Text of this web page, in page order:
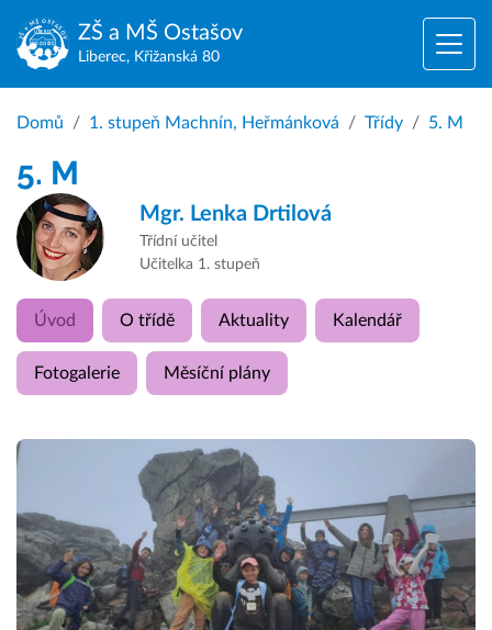
ZŠ a MŠ Ostašov
Liberec, Křižanská 80
Domů 1. stupeň Machnín, Heřmánková Třídy 5. M
5. M
Mgr. Lenka Drtilová
Třídní učitel
Učitelka 1. stupeň
Úvod O třídě Aktuality Kalendář
Fotogalerie Měsíční plány